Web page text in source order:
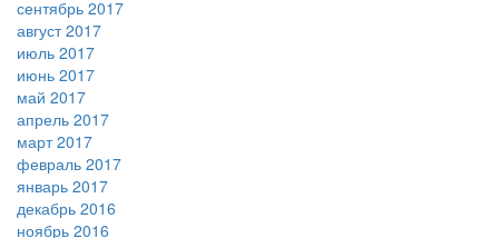
сентябрь 2017
август 2017
июль 2017
июнь 2017
май 2017
апрель 2017
март 2017
февраль 2017
январь 2017
декабрь 2016
ноябрь 2016